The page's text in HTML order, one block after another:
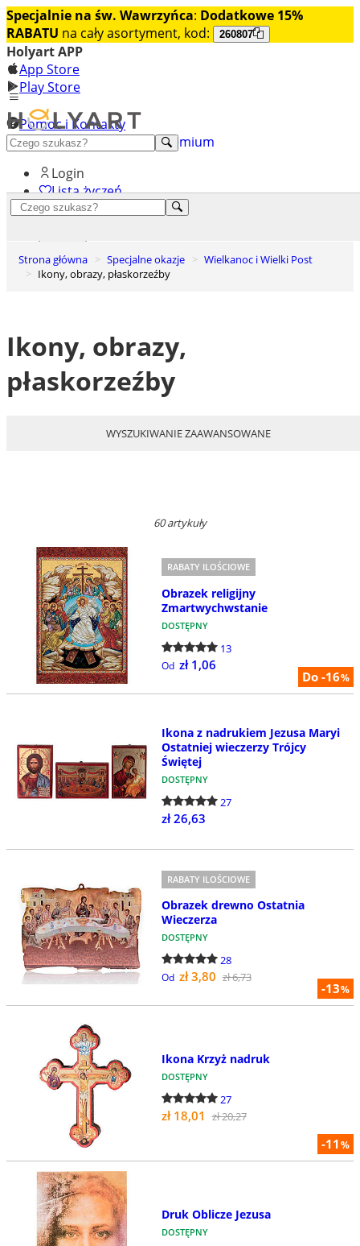
Specjalnie na św. Wawrzyńca: Dodatkowe 15%
RABATU na cały asortyment, kod: 260807
Holyart APP
App Store
Play Store
Pomoc i Kontakty
+48 222 922 860
Odkryj premium
Login
Lista życzeń
Strona główna Specjalne okazje
Wielkanoc i Wielki Post
Ikony, obrazy, płaskorzeźby
Ikony, obrazy,
płaskorzeźby
WYSZUKIWANIE ZAAWANSOWANE
60 artykuły
Do -16%
RABATY ILOŚCIOWE
Obrazek religijny
Zmartwychwstanie
DOSTĘPNY
13
Od zł 1,06
Ikona z nadrukiem Jezusa Maryi
Ostatniej wieczerzy Trójcy
Świętej
DOSTĘPNY
27
zł 26,63
-13%
RABATY ILOŚCIOWE
Obrazek drewno Ostatnia
Wieczerza
DOSTĘPNY
28
Od zł 3,80 zł 6,73
-11%
Ikona Krzyż nadruk
DOSTĘPNY
27
zł 18,01 zł 20,27
Druk Oblicze Jezusa
DOSTĘPNY